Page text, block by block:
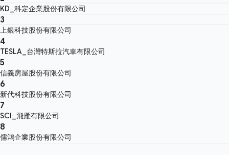
KD_科定企業股份有限公司
3
上銀科技股份有限公司
4
TESLA_台灣特斯拉汽車有限公司
5
信義房屋股份有限公司
6
新代科技股份有限公司
7
SCI_飛雁有限公司
8
儒鴻企業股份有限公司